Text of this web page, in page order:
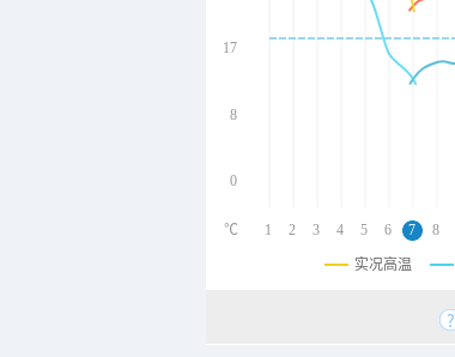
17
8
0
1 2 3 4 5 6 7 8
℃
实况高温